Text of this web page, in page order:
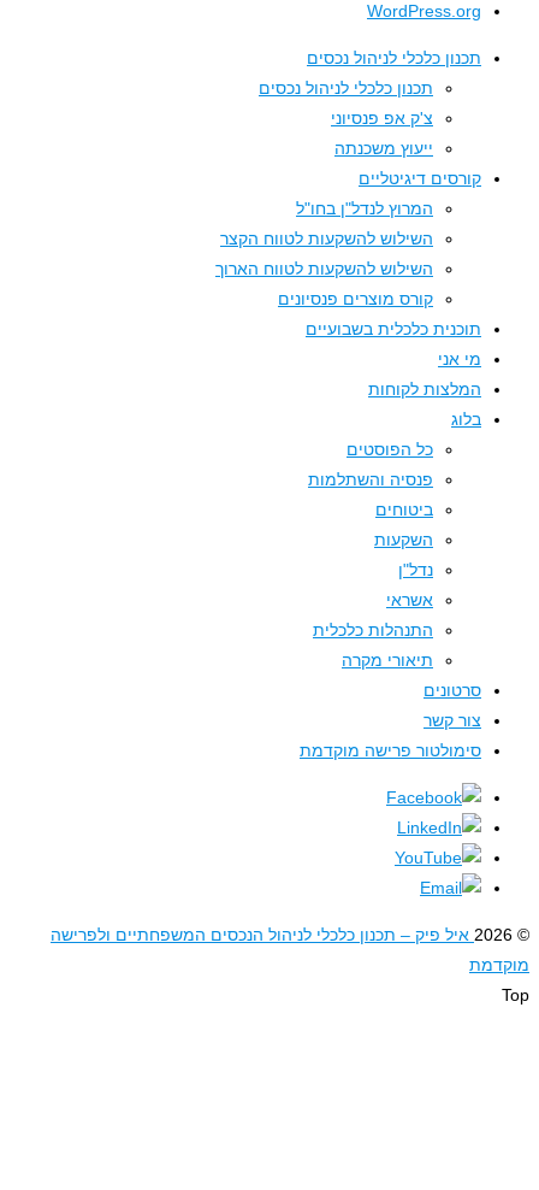
WordPress.org
תכנון כלכלי לניהול נכסים
תכנון כלכלי לניהול נכסים
צ'ק אפ פנסיוני
ייעוץ משכנתה
קורסים דיגיטליים
המרוץ לנדל"ן בחו"ל
השילוש להשקעות לטווח הקצר
השילוש להשקעות לטווח הארוך
קורס מוצרים פנסיונים
תוכנית כלכלית בשבועיים
מי אני
המלצות לקוחות
בלוג
כל הפוסטים
פנסיה והשתלמות
ביטוחים
השקעות
נדל"ן
אשראי
התנהלות כלכלית
תיאורי מקרה
סרטונים
צור קשר
סימולטור פרישה מוקדמת
איל פיק – תכנון כלכלי לניהול הנכסים המשפחתיים ולפרישה